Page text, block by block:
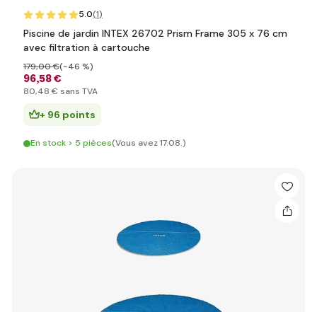
5.0(1)
Piscine de jardin INTEX 26702 Prism Frame 305 x 76 cm
avec filtration à cartouche
96,58 €
179,00 €(-46 %)
80,48 € sans TVA
+ 96 points
En stock > 5 pièces(Vous avez 17.08.)